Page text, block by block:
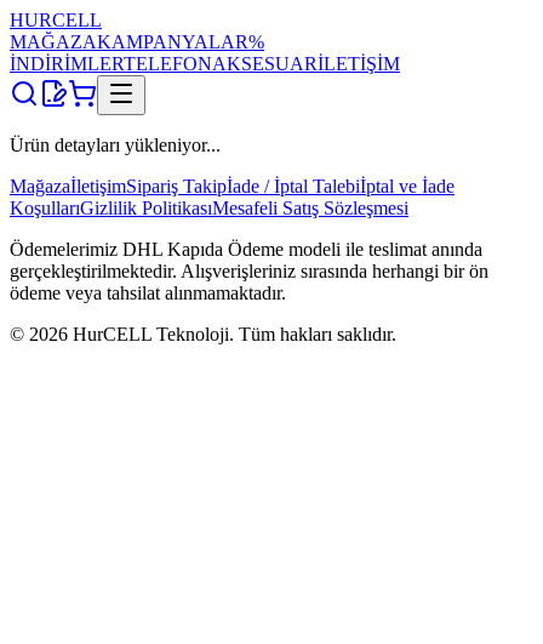
HURCELL
MAĞAZAKAMPANYALAR%
İNDİRİMLERTELEFONAKSESUARİLETİŞİM
Ürün detayları yükleniyor...
MağazaİletişimSipariş Takipİade / İptal Talebiİptal ve İade
KoşullarıGizlilik PolitikasıMesafeli Satış Sözleşmesi
Ödemelerimiz DHL Kapıda Ödeme modeli ile teslimat anında
gerçekleştirilmektedir. Alışverişleriniz sırasında herhangi bir ön
ödeme veya tahsilat alınmamaktadır.
© 2026 HurCELL Teknoloji. Tüm hakları saklıdır.